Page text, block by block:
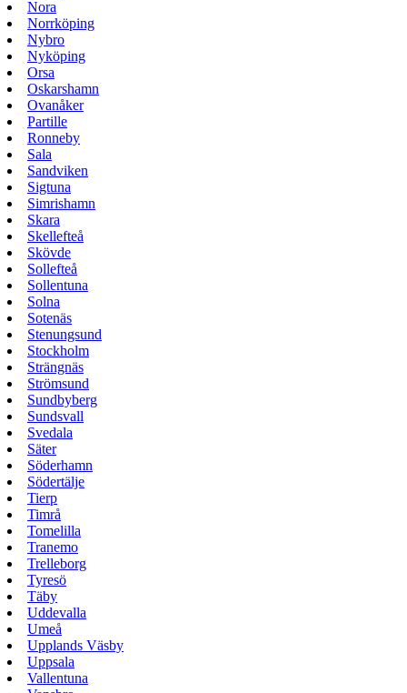
Nora
Norrköping
Nybro
Nyköping
Orsa
Oskarshamn
Ovanåker
Partille
Ronneby
Sala
Sandviken
Sigtuna
Simrishamn
Skara
Skellefteå
Skövde
Sollefteå
Sollentuna
Solna
Sotenäs
Stenungsund
Stockholm
Strängnäs
Strömsund
Sundbyberg
Sundsvall
Svedala
Säter
Söderhamn
Södertälje
Tierp
Timrå
Tomelilla
Tranemo
Trelleborg
Tyresö
Täby
Uddevalla
Umeå
Upplands Väsby
Uppsala
Vallentuna